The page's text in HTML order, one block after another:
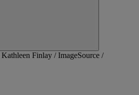
Finlay / ImageSource /